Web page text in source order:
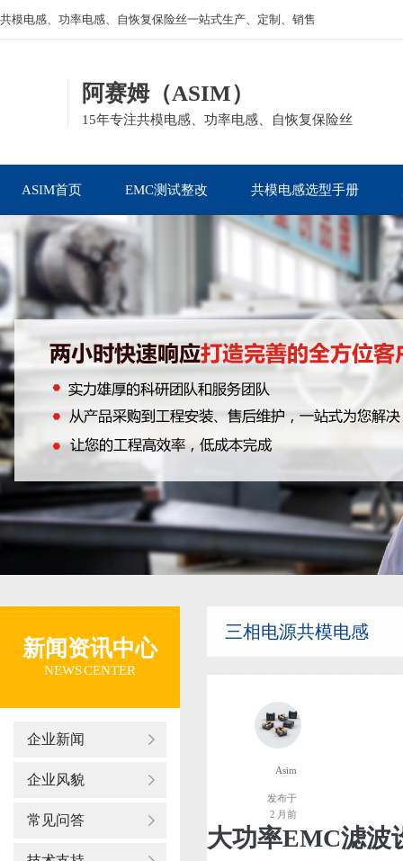
共模电感、功率电感、自恢复保险丝一站式生产、定制、销售
阿赛姆（ASIM）
15年专注共模电感、功率电感、自恢复保险丝
ASIM首页 EMC测试整改 共模电感选型手册
新闻资讯中心
NEWS CENTER
企业新闻
企业风貌
常见问答
三相电源共模电感
Asim
发布于
2 月前
选型指南：工业大功率EMC滤波